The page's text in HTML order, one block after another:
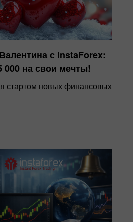
с InstaForex:
000 на свои мечты!
стартом новых финансовых